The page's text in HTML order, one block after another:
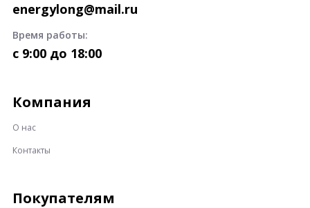
energylong@mail.ru
Время работы:
c 9:00 до 18:00
Компания
О нас
Контакты
Покупателям